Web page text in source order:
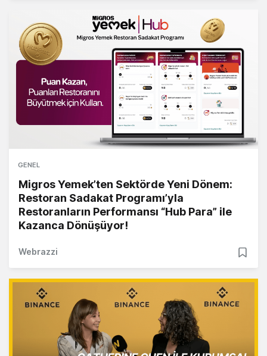
GENEL
Migros Yemek’ten Sektörde Yeni Dönem:
Restoran Sadakat Programı’yla
Restoranların Performansı “Hub Para” ile
Kazanca Dönüşüyor!
Webrazzi